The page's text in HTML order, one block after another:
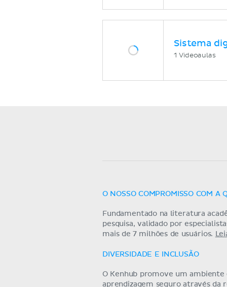
Sistema
1 Videoaulas
O NOSSO COMPROMISSO COM A
Fundamentado na literatura
pesquisa, validado por
mais de 7 milhões de usuários.
DIVERSIDADE E INCLUSÃO
O Kenhub promove um ambiente
aprendizagem seguro através da